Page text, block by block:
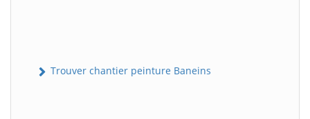
Trouver chantier peinture Baneins